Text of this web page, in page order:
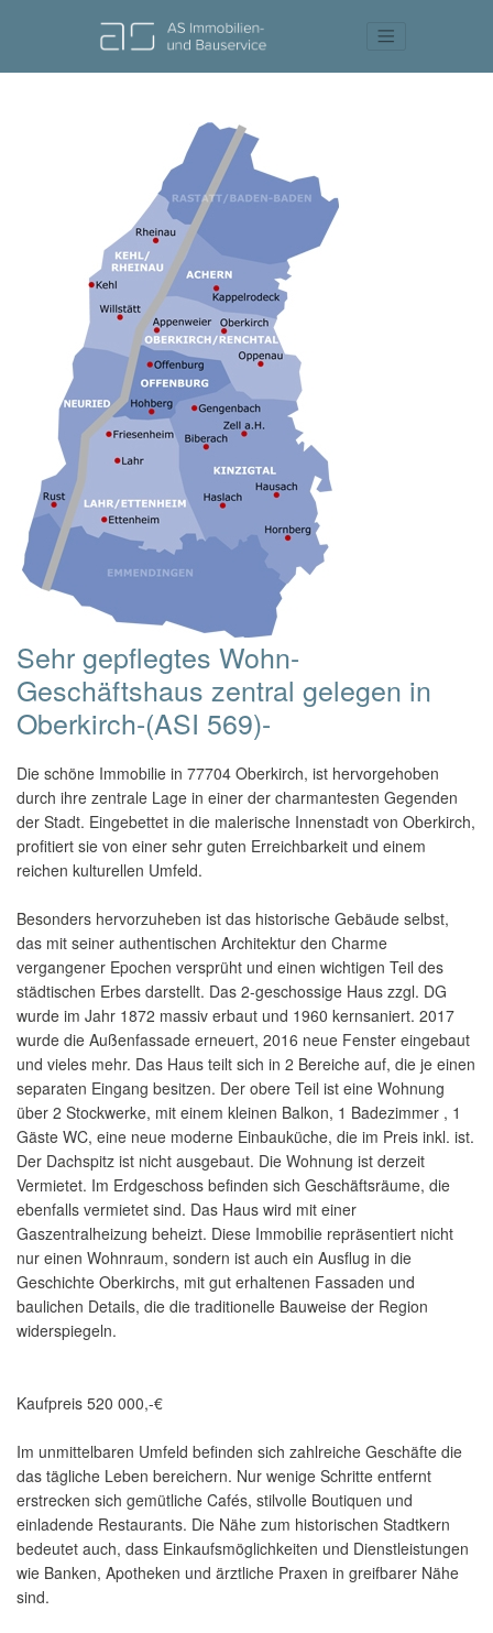
Sehr gepflegtes Wohn-
Geschäftshaus zentral gelegen in
Oberkirch-(ASI 569)-
Die schöne Immobilie in 77704 Oberkirch, ist hervorgehoben
durch ihre zentrale Lage in einer der charmantesten Gegenden
der Stadt. Eingebettet in die malerische Innenstadt von Oberkirch,
profitiert sie von einer sehr guten Erreichbarkeit und einem
reichen kulturellen Umfeld.
Besonders hervorzuheben ist das historische Gebäude selbst,
das mit seiner authentischen Architektur den Charme
vergangener Epochen versprüht und einen wichtigen Teil des
städtischen Erbes darstellt. Das 2-geschossige Haus zzgl. DG
wurde im Jahr 1872 massiv erbaut und 1960 kernsaniert. 2017
wurde die Außenfassade erneuert, 2016 neue Fenster eingebaut
und vieles mehr. Das Haus teilt sich in 2 Bereiche auf, die je einen
separaten Eingang besitzen. Der obere Teil ist eine Wohnung
über 2 Stockwerke, mit einem kleinen Balkon, 1 Badezimmer , 1
Gäste WC, eine neue moderne Einbauküche, die im Preis inkl. ist.
Der Dachspitz ist nicht ausgebaut. Die Wohnung ist derzeit
Vermietet. Im Erdgeschoss befinden sich Geschäftsräume, die
ebenfalls vermietet sind. Das Haus wird mit einer
Gaszentralheizung beheizt. Diese Immobilie repräsentiert nicht
nur einen Wohnraum, sondern ist auch ein Ausflug in die
Geschichte Oberkirchs, mit gut erhaltenen Fassaden und
baulichen Details, die die traditionelle Bauweise der Region
widerspiegeln.
Kaufpreis 520 000,-€
Im unmittelbaren Umfeld befinden sich zahlreiche Geschäfte die
das tägliche Leben bereichern. Nur wenige Schritte entfernt
erstrecken sich gemütliche Cafés, stilvolle Boutiquen und
einladende Restaurants. Die Nähe zum historischen Stadtkern
bedeutet auch, dass Einkaufsmöglichkeiten und Dienstleistungen
wie Banken, Apotheken und ärztliche Praxen in greifbarer Nähe
sind.